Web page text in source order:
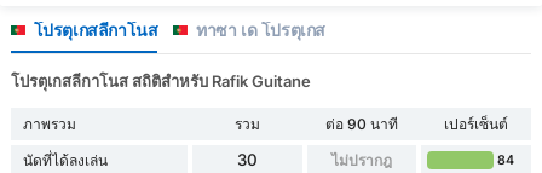
โปรตุเกสลีกาโนส ทาซา เด โปรตุเกส
โปรตุเกสลีกาโนส สถิติสำหรับ Rafik Guitane
ภาพรวม รวม ต่อ 90 นาที
เปอร์เซ็นต์
นัดที่ได้ลงเล่น
30 ไม่ปรากฎ 84